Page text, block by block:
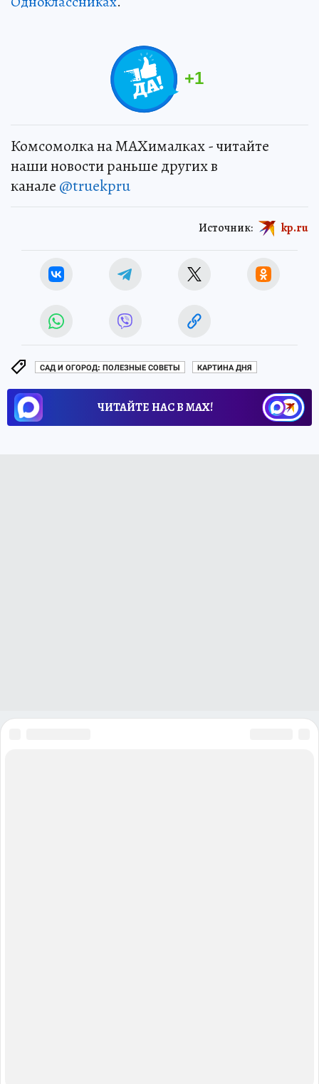
+1
Комсомолка на MAXималках - читайте
наши новости раньше других в
канале @truekpru
Источник: kp.ru
САД И ОГОРОД: ПОЛЕЗНЫЕ СОВЕТЫ КАРТИНА ДНЯ
ЧИТАЙТЕ НАС В МАХ!